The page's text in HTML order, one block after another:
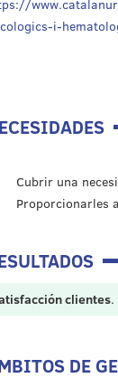
i-
una
clientes.
DE